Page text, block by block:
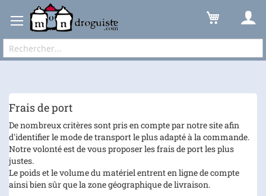
Expédition sous 48 à 72h et frais de port à partir de 6,90 € !
Frais de port
Frais de port
De nombreux critères sont pris en compte par notre site afin
d'identifier le mode de transport le plus adapté à la commande.
Notre volonté est de vous proposer les frais de port les plus
justes.
Le poids et le volume du matériel entrent en ligne de compte
ainsi bien sûr que la zone géographique de livraison.